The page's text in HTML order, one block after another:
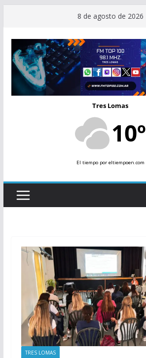
contenido
8 de agosto de 2026
Tres Lomas
10º
El tiempopor eltiempoen.com
TRES LOMAS